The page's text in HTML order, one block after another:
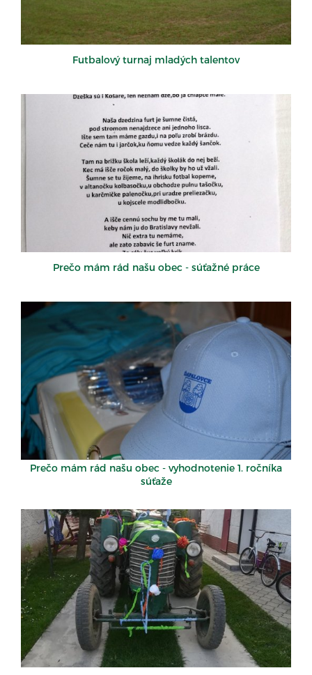
Futbalový turnaj mladých talentov
Prečo mám rád našu obec - súťažné práce
Prečo mám rád našu obec - vyhodnotenie 1. ročníka
súťaže